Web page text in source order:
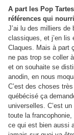
A part les Pop
références qui
J’ai lu des milliers de
classiques, et j’en lis
Claques. Mais à part
ne pas trop se coller
et on souhaite se
anodin, en nous
C’est des choses
québécisé ça
universelles. C’est
toute la
ce qui est bien aussi